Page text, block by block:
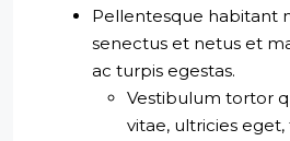
Pellentesque habitant
senectus et netus et
ac turpis egestas.
Vestibulum tortor
vitae, ultricies